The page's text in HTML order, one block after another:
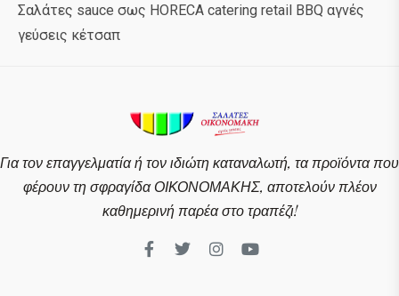
Σαλάτες sauce σως HORECA catering retail BBQ αγνές
γεύσεις κέτσαπ
Για τον επαγγελματία ή τον ιδιώτη καταναλωτή, τα προϊόντα που
φέρουν τη σφραγίδα ΟΙΚΟΝΟΜΑΚΗΣ, αποτελούν πλέον
καθημερινή παρέα στο τραπέζι!